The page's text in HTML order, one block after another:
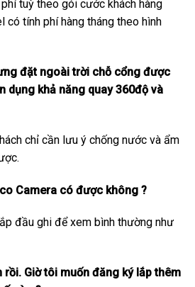
tuỳ theo gói cước khách hàng
có tính phí hàng tháng theo hình
đặt ngoài trời chỗ cổng được
dụng khả năng quay 360độ và
chỉ cần lưu ý chống nước và ẩm
Camera có được không ?
đầu ghi để xem bình thường như
rồi. Giờ tôi muốn đăng ký lắp thêm